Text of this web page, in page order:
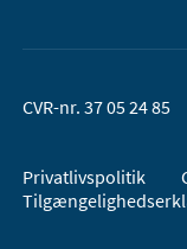
CVR-nr. 37 05 24 85
Privatlivspolitik